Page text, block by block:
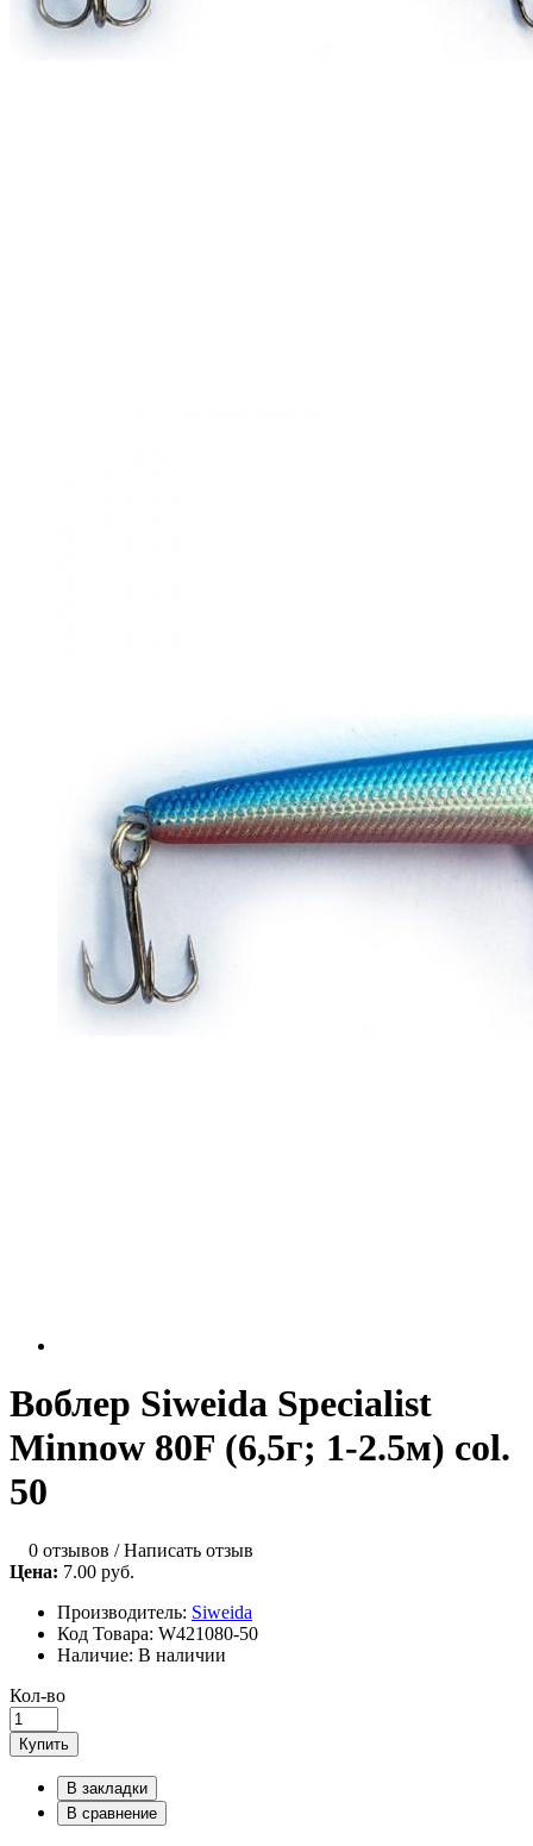
Воблер Siweida Specialist
Minnow 80F (6,5г; 1-2.5м) col.
50
0 отзывов /Написать отзыв
Цена: 7.00 руб.
Производитель: Siweida
Код Товара: W421080-50
Наличие: В наличии
Кол-во
Купить
В закладки
В сравнение